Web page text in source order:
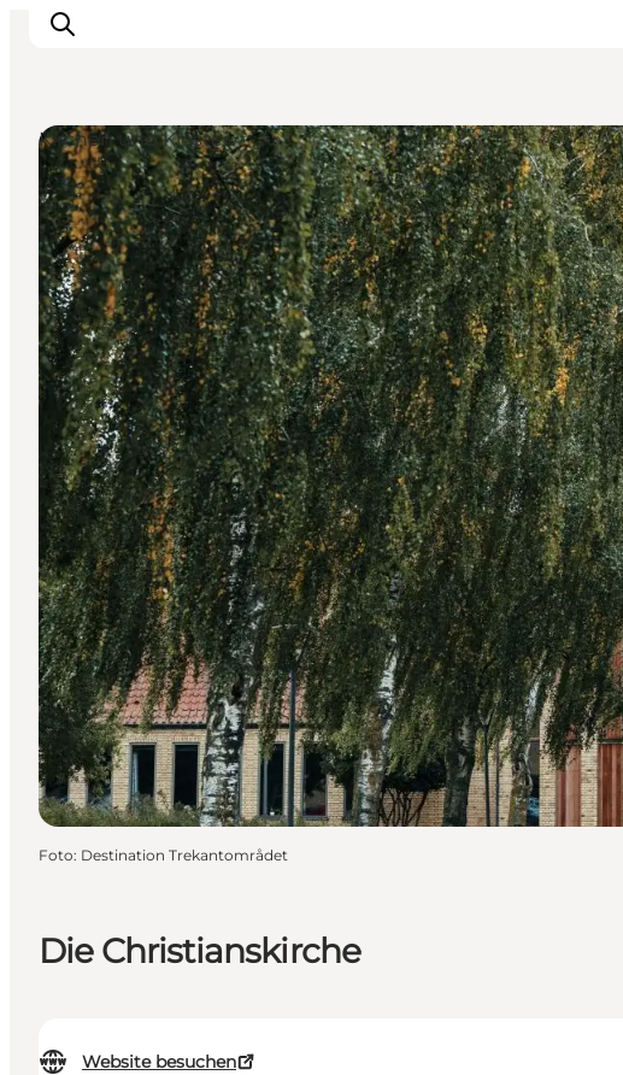
Veranstaltungen
Erlebnisse und Kultur
Restaurants
Unterkünfte
Reise planen
Book Führung
Die Christianskirche
Website besuchen
Kirchen und Klöster
Foto: Destination Trekantområdet